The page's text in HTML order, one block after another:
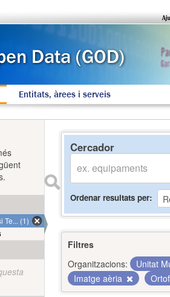
Entitats, àrees i serveis
Cercador
Ordenar resultats per
Filtres
Organitzacions:
Unitat
Imatge aèria
Te... (1)